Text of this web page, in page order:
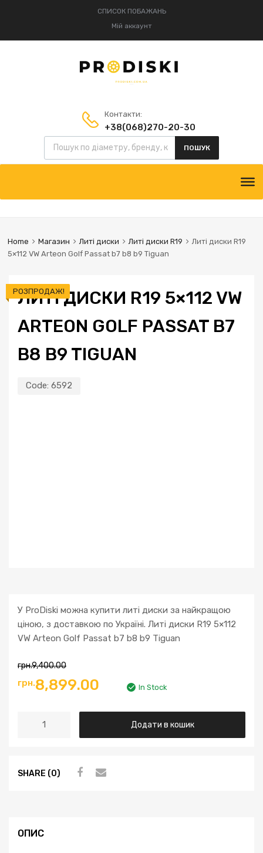
СПИСОК ПОБАЖАНЬ
Мій аккаунт
Контакти:
+38(068)270-20-30
+38(095)834-52-75
Пошук товарів
ПОШУК
content
Home Магазин Литі диски Литі диски R19
Литі диски R19
5×112 VW Arteon Golf Passat b7 b8 b9 Tiguan
ЛИТІ ДИСКИ R19 5×112 VW
ARTEON GOLF PASSAT B7
B8 B9 TIGUAN
Code: 6592
РОЗПРОДАЖ!
У ProDiski можна купити литі диски за найкращою
ціною, з доставкою по Україні. Литі диски R19 5×112
VW Arteon Golf Passat b7 b8 b9 Tiguan
грн.9,400.00
Оригінальна
грн.9,400.00.
грн.8,899.00 Поточна
ціна:
грн.8,899.00.
In Stock
VW
b7
Додати в кошик
SHARE (0)
ОПИС